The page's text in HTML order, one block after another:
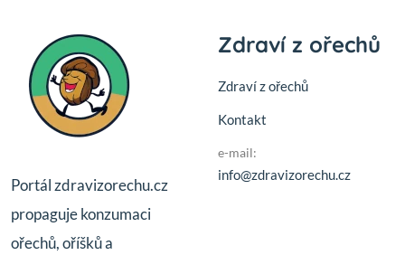
Portál zdravizorechu.cz
propaguje konzumaci
ořechů, oříšků a
Zdraví z ořechů
Zdraví z ořechů
Kontakt
e-mail:
info@zdravizorechu.cz